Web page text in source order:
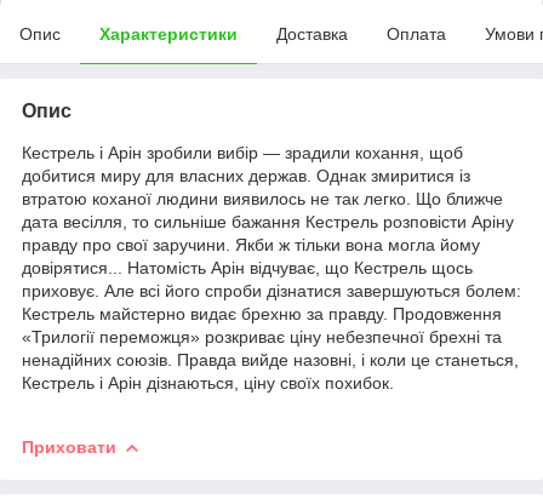
Опис Характеристики Доставка Оплата Умови
Опис
Кестрель і Арін зробили вибір — зрадили кохання, щоб
добитися миру для власних держав. Однак змиритися із
втратою коханої людини виявилось не так легко. Що ближче
дата весілля, то сильніше бажання Кестрель розповісти Аріну
правду про свої заручини. Якби ж тільки вона могла йому
довірятися... Натомість Арін відчуває, що Кестрель щось
приховує. Але всі його спроби дізнатися завершуються болем:
Кестрель майстерно видає брехню за правду. Продовження
«Трилогії переможця» розкриває ціну небезпечної брехні та
ненадійних союзів. Правда вийде назовні, і коли це станеться,
Кестрель і Арін дізнаються, ціну своїх похибок.
Приховати